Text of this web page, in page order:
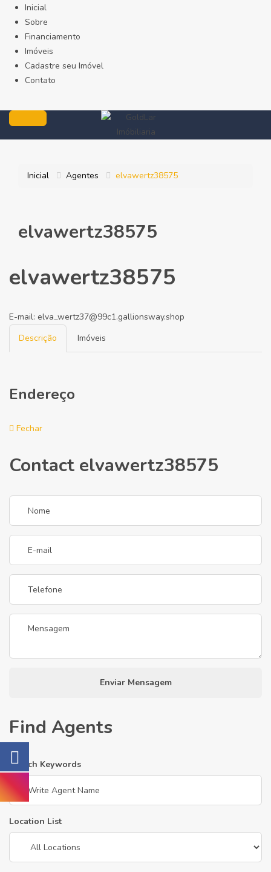
Inicial
Sobre
Financiamento
Imóveis
Cadastre seu Imóvel
Contato
Inicial Agentes elvawertz38575
elvawertz38575
elvawertz38575
E-mail: elva_wertz37@99c1.gallionsway.shop
Descrição
Imóveis
Endereço
Fechar
Contact elvawertz38575
Enviar Mensagem
Find Agents
Search Keywords
Location List